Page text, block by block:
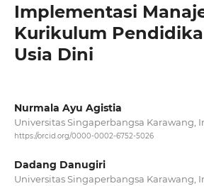
Implementasi
Kurikulum
Usia Dini
Nurmala Ayu Agistia
Universitas Singaperbangsa Karawang,
https://orcid.org/0000-0002-6752-5026
Dadang Danugiri
Universitas Singaperbangsa Karawang,